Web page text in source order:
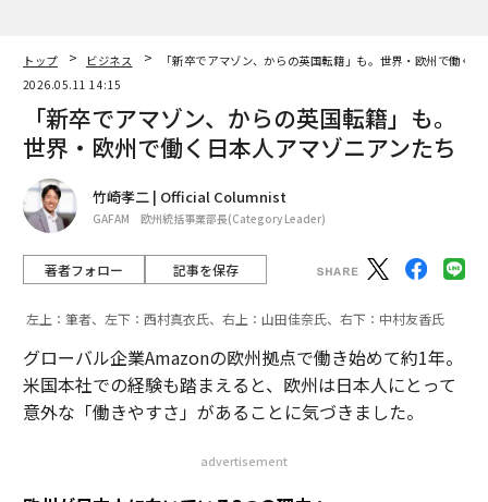
トップ ビジネス
「新卒でアマゾン、からの英国転籍」も。世界・欧州で働く
2026.05.11 14:15
「新卒でアマゾン、からの英国転籍」も。
世界・欧州で働く日本人アマゾニアンたち
竹崎孝二 | Official Columnist
GAFAM 欧州統括事業部長(Category Leader)
著者フォロー 記事を保存
左上：筆者、左下：西村真衣氏、右上：山田佳奈氏、右下：中村友香氏
グローバル企業Amazonの欧州拠点で働き始めて約1年。
米国本社での経験も踏まえると、欧州は日本人にとって
意外な「働きやすさ」があることに気づきました。
advertisement